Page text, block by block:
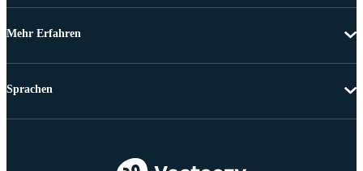
Mehr Erfahren
Sprachen